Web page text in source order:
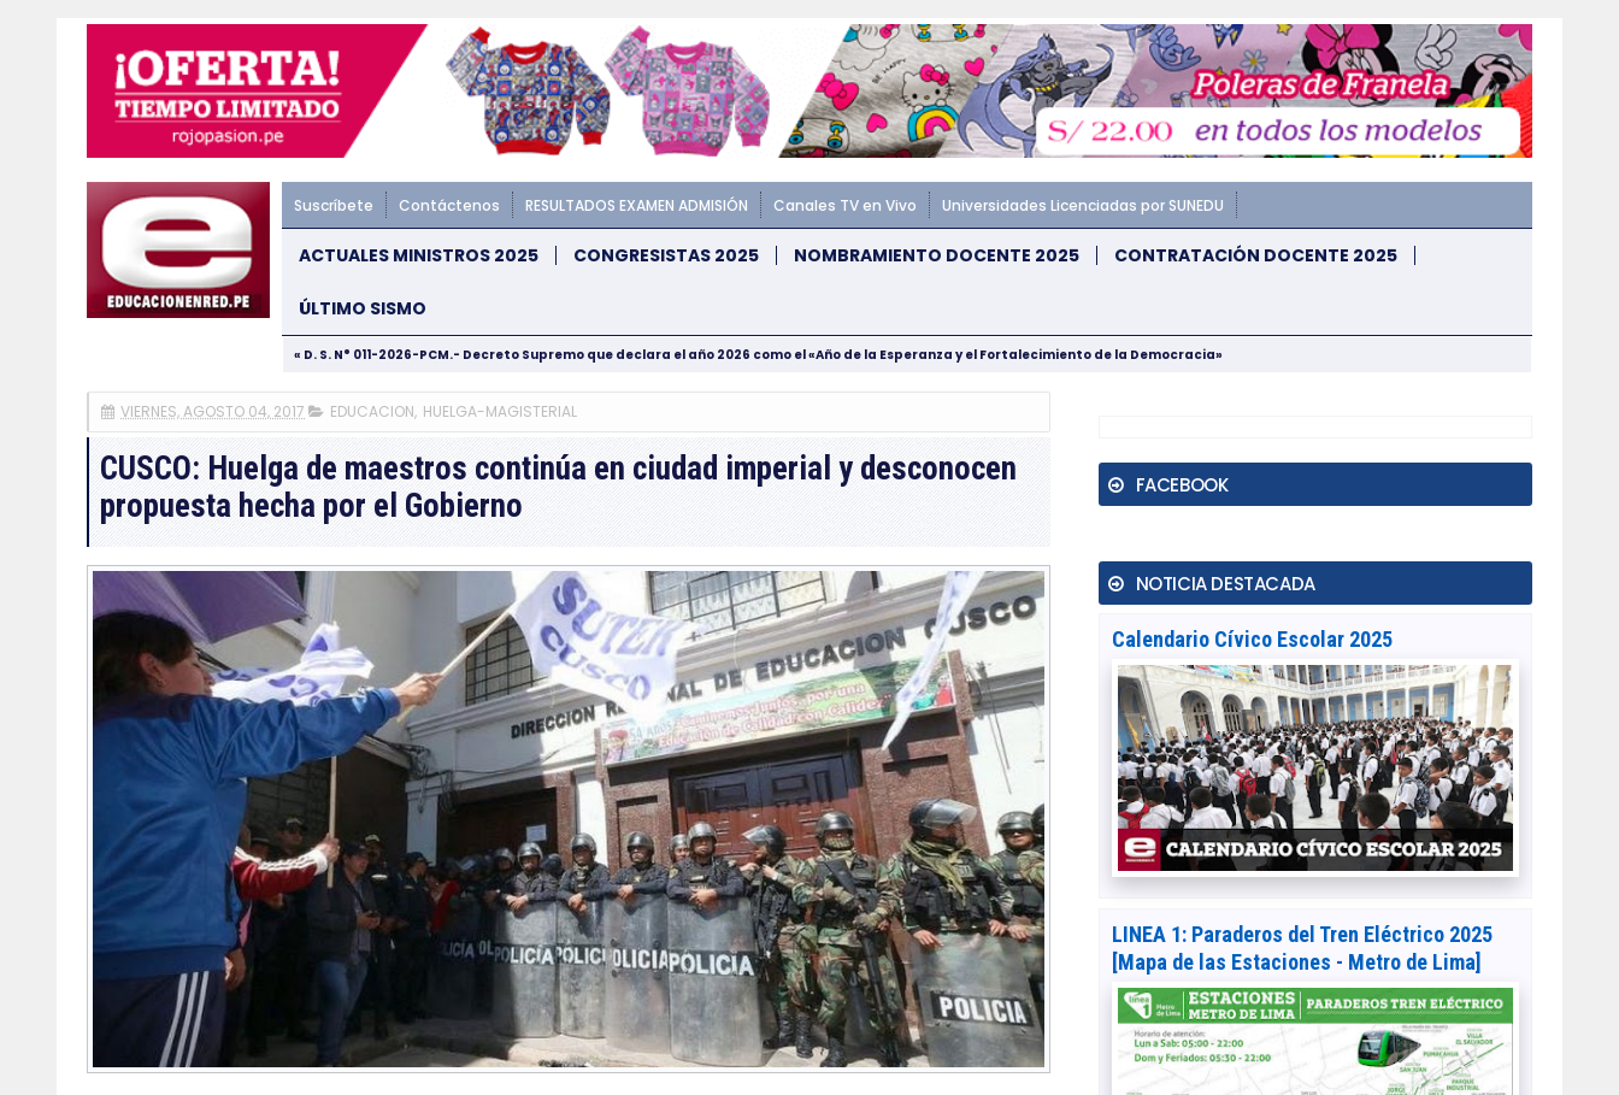
Suscríbete Contáctenos RESULTADOS EXAMEN ADMISIÓN Canales TV en Vivo Universidades Licenciadas por SUNEDU
ACTUALES MINISTROS 2025 CONGRESISTAS 2025 NOMBRAMIENTO DOCENTE 2025 CONTRATACIÓN DOCENTE 2025
ÚLTIMO SISMO
« D. S. N° 011-2026-PCM.- Decreto Supremo que declara el año 2026 como el «Año de la Esperanza y el Fortalecimiento de la Democracia»
VIERNES, AGOSTO 04, 2017 EDUCACION, HUELGA-MAGISTERIAL
CUSCO: Huelga de maestros continúa en ciudad imperial y desconocen
propuesta hecha por el Gobierno
FACEBOOK
NOTICIA DESTACADA
Calendario Cívico Escolar 2025
LINEA 1: Paraderos del Tren Eléctrico 2025
[Mapa de las Estaciones - Metro de Lima]